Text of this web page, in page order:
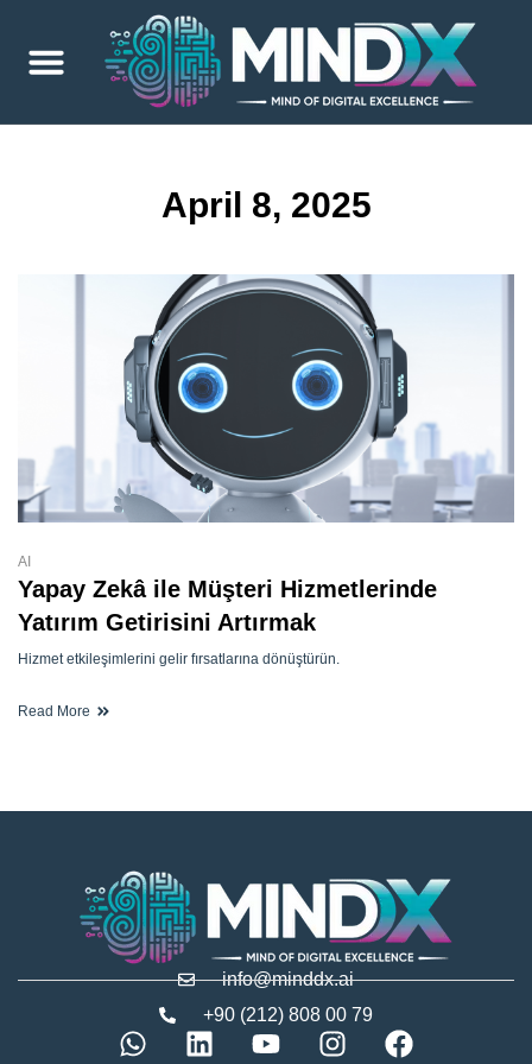
April 8, 2025
AI
Yapay Zekâ ile Müşteri Hizmetlerinde
Yatırım Getirisini Artırmak
Hizmet etkileşimlerini gelir fırsatlarına dönüştürün.
Read More
info@minddx.ai
+90 (212) 808 00 79